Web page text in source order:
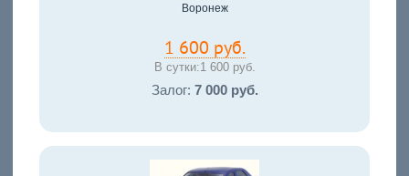
Воронеж
1 600 руб.
В сутки:1 600 руб.
Залог: 7 000 руб.